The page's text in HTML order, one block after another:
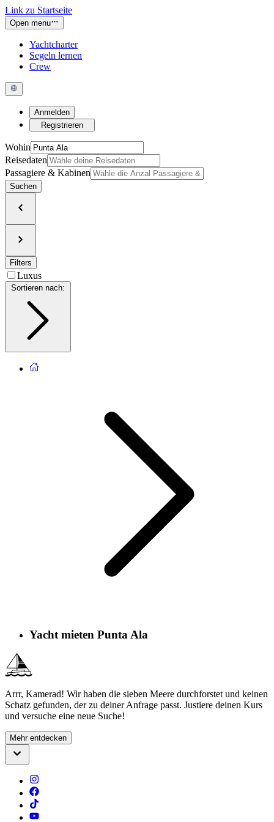
Link zu Startseite
Open menu
Yachtcharter
Segeln lernen
Crew
Anmelden
Registrieren
Wohin
Reisedaten
Passagiere & Kabinen
Suchen
Filters
Luxus
Sortieren nach
Yacht mieten Punta Ala
Arrr, Kamerad! Wir haben die sieben Meere durchforstet und keinen
Schatz gefunden, der zu deiner Anfrage passt. Justiere deinen Kurs
und versuche eine neue Suche!
Mehr entdecken